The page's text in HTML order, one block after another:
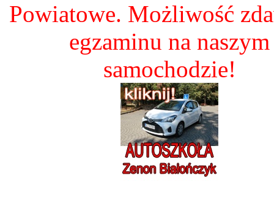
Powiatowe. Możliwość
egzaminu na naszym
samochodzie!